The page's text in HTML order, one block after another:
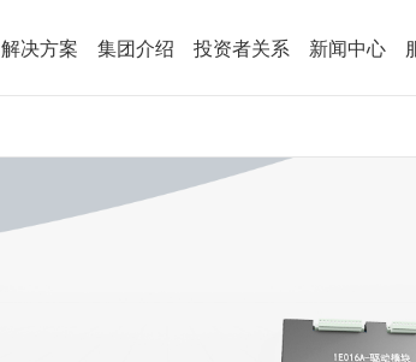
解决方案 集团介绍 投资者关系 新闻中心